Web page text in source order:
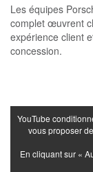
Les équipes
complet œuvrent
expérience client
concession.
YouTube
vous proposer
En cliquant sur «